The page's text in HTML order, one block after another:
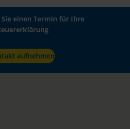
einen Termin für Ihre
aufnehmen